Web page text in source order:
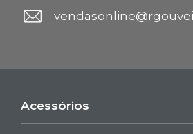
Acessórios